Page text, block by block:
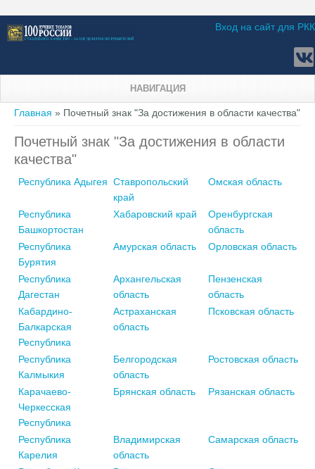
Вход на сайт для РКК
НАВИГАЦИЯ
Вы здесь
Главная » Почетный знак "За достижения в области качества"
Почетный знак "За достижения в области
качества"
Республика Адыгея Ставропольский
край
Омская область
Республика
Башкортостан
Хабаровский край
Оренбургская
область
Республика
Бурятия
Амурская область Орловская область
Республика
Дагестан
Архангельская
область
Пензенская
область
Кабардино-
Балкарская
Республика
Астраханская
область
Псковская область
Республика
Калмыкия
Белгородская
область
Ростовская область
Карачаево-
Черкесская
Республика
Брянская область Рязанская область
Республика
Карелия
Владимирская
область
Самарская область